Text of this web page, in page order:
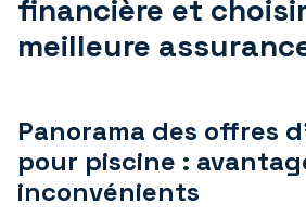
financière et
meilleure
Panorama des offres
pour piscine :
inconvénients